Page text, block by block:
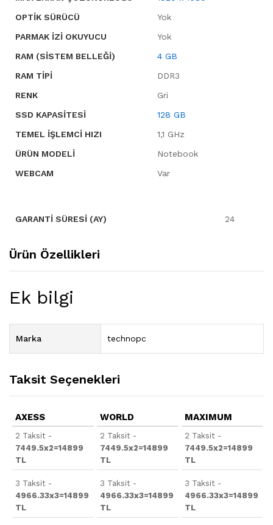
OPTIK SÜRÜCÜ
Yok
PARMAK İZI OKUYUCU
Yok
RAM (SISTEM BELLEĞI)
4 GB
RAM TIPI
DDR3
RENK
Gri
SSD KAPASITESI
128 GB
TEMEL İŞLEMCI HIZI
1,1 GHz
ÜRÜN MODELI
Notebook
WEBCAM
Var
GARANTI SÜRESI (AY) 24
Ürün Özellikleri
Ek bilgi
Marka technopc
Taksit Seçenekleri
AXESS
2 Taksit -
7449.5x2=14899
TL
3 Taksit -
4966.33x3=14899
TL
WORLD
2 Taksit -
7449.5x2=14899
TL
3 Taksit -
4966.33x3=14899
TL
MAXIMUM
2 Taksit -
7449.5x2=14899
TL
3 Taksit -
4966.33x3=14899
TL